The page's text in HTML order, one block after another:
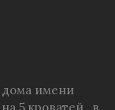
дома имени